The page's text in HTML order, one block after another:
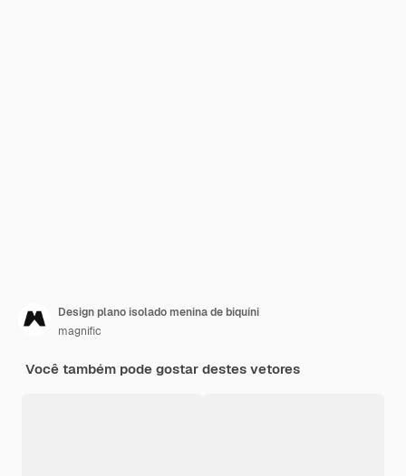
Design plano isolado menina de biquíni
magnific
Você também pode gostar destes vetores